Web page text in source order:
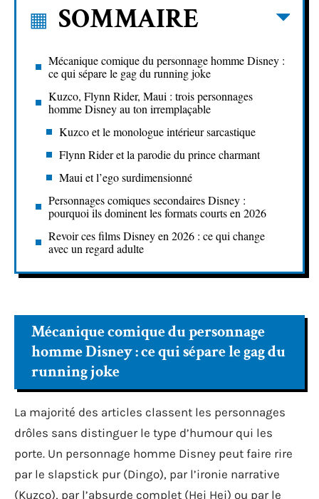
SOMMAIRE
Mécanique comique du personnage homme Disney :
ce qui sépare le gag du running joke
Kuzco, Flynn Rider, Maui : trois personnages
homme Disney au ton irremplaçable
Kuzco et le monologue intérieur sarcastique
Flynn Rider et la parodie du prince charmant
Maui et l’ego surdimensionné
Personnages comiques secondaires Disney :
pourquoi ils dominent les formats courts en 2026
Revoir ces films Disney en 2026 : ce qui change
avec un regard adulte
Mécanique comique du personnage
homme Disney : ce qui sépare le gag du
running joke
La majorité des articles classent les personnages
drôles sans distinguer le type d’humour qui les
porte. Un personnage homme Disney peut faire rire
par le slapstick pur (Dingo), par l’ironie narrative
(Kuzco), par l’absurde complet (Hei Hei) ou par le